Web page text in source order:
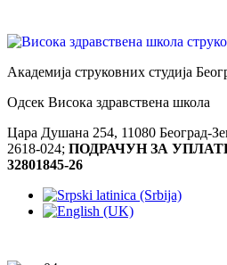
Академија струковних студија
Одсек Висока здравствена школа
Цара Душана 254, 11080 Београд-
2618-024; ПОДРАЧУН ЗА
32801845-26